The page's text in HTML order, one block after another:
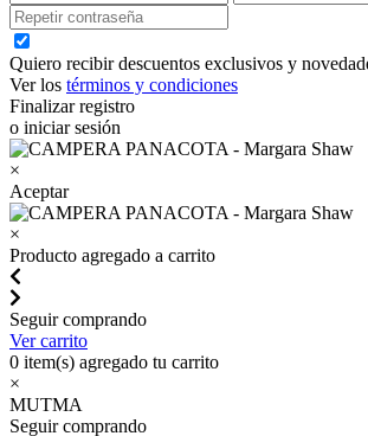
Quiero recibir descuentos exclusivos y
Ver los términos y condiciones
Finalizar registro
o iniciar sesión
×
Aceptar
×
Producto agregado a carrito
Seguir comprando
Ver carrito
0 item(s) agregado tu carrito
×
MUTMA
Seguir comprando